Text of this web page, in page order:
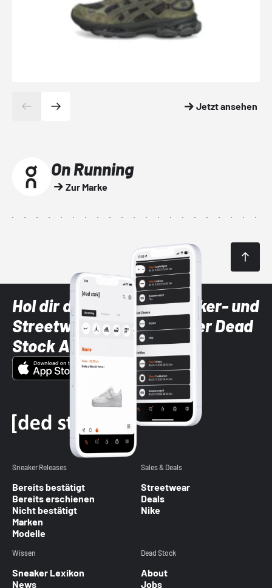
Jetzt ansehen
On Running
Zur Marke
Hol dir die neuesten Sneaker- und
Streetwear-Brands mit der Dead
Stock App
Sneaker Releases
Bereits bestätigt
Bereits erschienen
Nicht bestätigt
Marken
Modelle
Sales & Deals
Streetwear
Deals
Nike
Wissen
Sneaker Lexikon
News
Dead Stock
About
Jobs